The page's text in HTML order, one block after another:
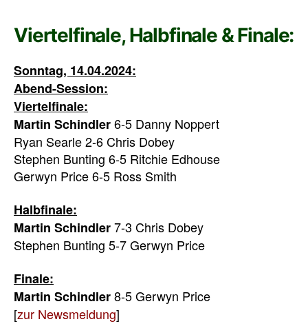
Viertelfinale, Halbfinale & Finale:
Sonntag, 14.04.2024:
Abend-Session:
Viertelfinale:
Martin Schindler6-5 Danny Noppert
Ryan Searle 2-6 Chris Dobey
Stephen Bunting 6-5 Ritchie Edhouse
Gerwyn Price 6-5 Ross Smith
Halbfinale:
Martin Schindler7-3 Chris Dobey
Stephen Bunting 5-7 Gerwyn Price
Finale:
Martin Schindler8-5 Gerwyn Price
[zur Newsmeldung]